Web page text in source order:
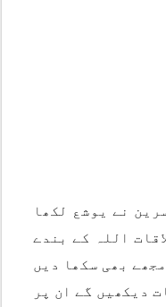
نے یوشع لکھا
اللہ کے بندے
بھی سکھا دیں
دیکھیں گے ان پر